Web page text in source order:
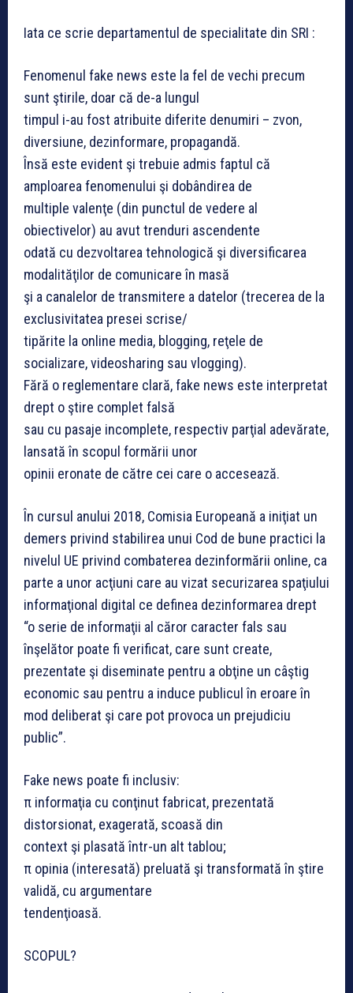
Iata ce scrie departamentul de specialitate din SRI :
Fenomenul fake news este la fel de vechi precum
sunt ştirile, doar că de-a lungul
timpul i-au fost atribuite diferite denumiri – zvon,
diversiune, dezinformare, propagandă.
Însă este evident şi trebuie admis faptul că
amploarea fenomenului şi dobândirea de
multiple valenţe (din punctul de vedere al
obiectivelor) au avut trenduri ascendente
odată cu dezvoltarea tehnologică şi diversificarea
modalităţilor de comunicare în masă
şi a canalelor de transmitere a datelor (trecerea de la
exclusivitatea presei scrise/
tipărite la online media, blogging, reţele de
socializare, videosharing sau vlogging).
Fără o reglementare clară, fake news este interpretat
drept o ştire complet falsă
sau cu pasaje incomplete, respectiv parţial adevărate,
lansată în scopul formării unor
opinii eronate de către cei care o accesează.
În cursul anului 2018, Comisia Europeană a iniţiat un
demers privind stabilirea unui Cod de bune practici la
nivelul UE privind combaterea dezinformării online, ca
parte a unor acţiuni care au vizat securizarea spaţiului
informaţional digital ce definea dezinformarea drept
“o serie de informaţii al căror caracter fals sau
înşelător poate fi verificat, care sunt create,
prezentate şi diseminate pentru a obţine un câştig
economic sau pentru a induce publicul în eroare în
mod deliberat şi care pot provoca un prejudiciu
public”.
Fake news poate fi inclusiv:
π informaţia cu conţinut fabricat, prezentată
distorsionat, exagerată, scoasă din
context şi plasată într-un alt tablou;
π opinia (interesată) preluată şi transformată în ştire
validă, cu argumentare
tendenţioasă.
SCOPUL?